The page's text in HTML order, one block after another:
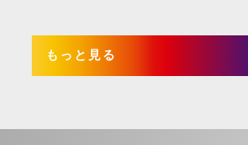
もっと見る